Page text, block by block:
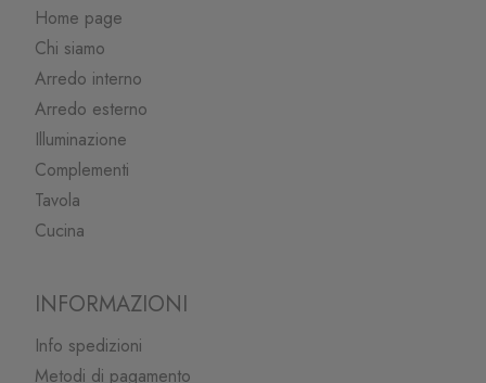
Home page
Chi siamo
Arredo interno
Arredo esterno
Illuminazione
Complementi
Tavola
Cucina
INFORMAZIONI
Info spedizioni
Metodi di pagamento